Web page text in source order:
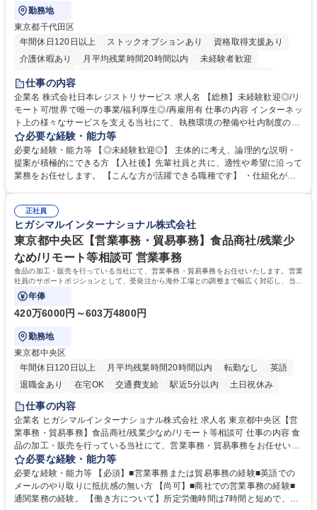
勤務地
東京都千代田区
年間休日120日以上
ストックオプションあり
資格取得支援あり
介護休暇あり
月平均残業時間20時間以内
未経験者歓迎
住宅手当あり
完全週休2日制
交通費支給 駅近5分以内 土日祝休み 服装自由
仕事の内容
企業名 株式会社日本レジストリサービス 求人名 【総務】未経験歓迎◎/リ
モート可/世界で唯一の事業/福利厚生◎/再雇用有 仕事の内容 インターネッ
ト上の様々なサービスを支える当社にて、執務環境の整備や社内制度の検
討、イベント運営などの幅広い業務を担当し、間接的に会社の生産性向上
や成長に貢献している部署です。 会社の全メンバーが安心して長く成果を
発揮できる環境を整えるために、毎日のメンテナンスや維持管理に加え、
新たな施策検討を積極的に行っていただき、会社全体を巻き込み課題解決
幅広い業務の体得が可能で、多様なキャリアパスを描くことも可能です。
募集職種 【総務】未経験歓迎◎/リモート可/世界で唯一の事業/福利厚生◎/
再雇用有
必要な経験・能力等
必要な経験・能力等 【◎未経験歓迎◎】 主体的に考え、論理的な説明・
提案が積極的にできる方 【入社後】先輩社員と共に、適性や希望に沿って
業務をお任せします。 【こんな方が活躍できる職種です】 ・仕組化が好
対処できる・新しいことに興味関心がある 【魅力】■自己啓発支援：資格
取得や通信教育など費用の80%（年間25万円まで）を補助 ■住宅手当：家
賃の50%（月額7万円まで）を補助 学歴・資格 学歴：大学院 大学 語学
力： 資格：
正社員
ヒガシマルインターナショナル株式会社
東京都中央区【営業事務・貿易事務】食品商社/残業少
なめ/リモート等相談可 営業事務
食品の加工・販売を行っている当社にて、営業事務・貿易事務をお任せいたします。営業
社員のサポートポジションとして、受発注から海外工場との調整まで幅広く対応し、当社
事業の根幹を支えていただきます。
年俸
420万6000円～603万4800円
勤務地
東京都中央区
年間休日120日以上
月平均残業時間20時間以内 転勤なし
英語
退職金あり
在宅OK 交通費支給 駅近5分以内 土日祝休み
仕事の内容
企業名 ヒガシマルインターナショナル株式会社 求人名 東京都中央区【営
業事務・貿易事務】食品商社/残業少なめ/リモート等相談可 仕事の内容 食
品の加工・販売を行っている当社にて、営業事務・貿易事務をお任せいた
します。営業社員のサポートポジションとして、受発注から海外工場との
調整まで幅広く対応し、当社事業の根幹を支えていただきます。 ■受発注
業務、請求書発行 ■海外工場とのスケジュール調整 ■在庫管理 ■輸入書類
の確認・作成 ■配送手配 ■通関業者を通して行う輸出入業全般 ■倉庫との
必要な経験・能力等
必要な経験・能力等 【必須】■営業事務または貿易事務の経験■英語での
メールのやり取りに抵抗感の無い方 【尚可】■商社での営業事務の経験■
通関業務の経験。 【働き方について】所定労働時間は7時間と短めで、残